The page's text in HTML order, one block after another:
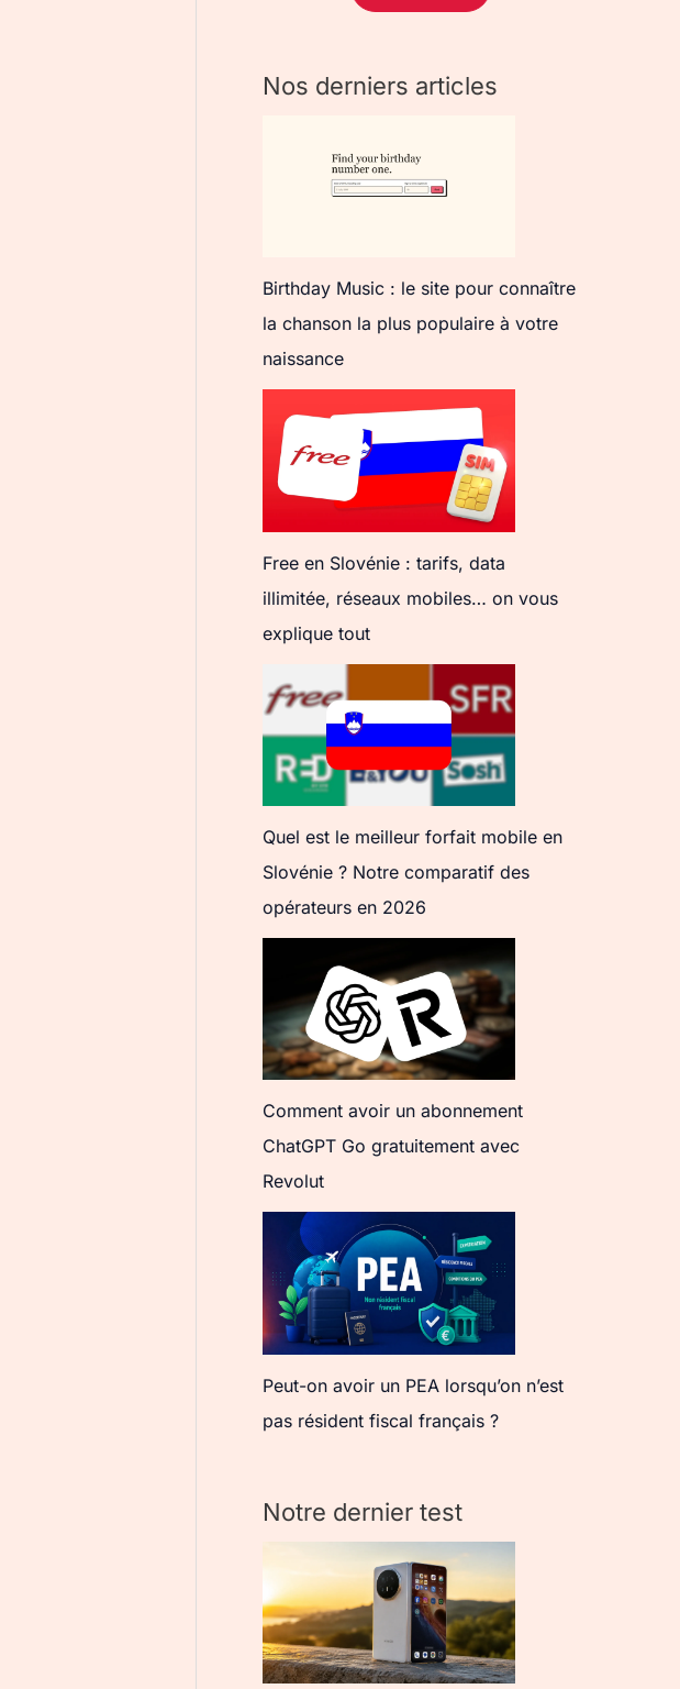
Nos derniers articles
Birthday Music : le site pour connaître
la chanson la plus populaire à votre
naissance
Free en Slovénie : tarifs, data
illimitée, réseaux mobiles… on vous
explique tout
Quel est le meilleur forfait mobile en
Slovénie ? Notre comparatif des
opérateurs en 2026
Comment avoir un abonnement
ChatGPT Go gratuitement avec
Revolut
Peut-on avoir un PEA lorsqu’on n’est
pas résident fiscal français ?
Notre dernier test